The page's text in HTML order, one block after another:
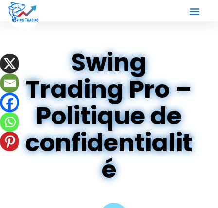
Swing
Trading Pro –
Politique de
confidentialit
é